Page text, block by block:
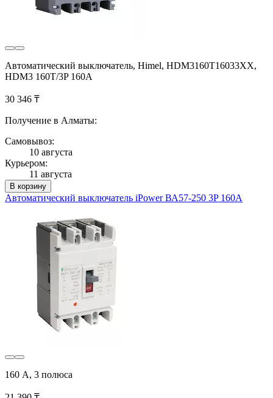
Автоматический выключатель, Himel, HDM3160T16033XX,
HDM3 160T/3P 160A
30 346 ₸
Получение в Алматы:
Самовывоз:
10 августа
Курьером:
11 августа
В корзину
Автоматический выключатель iPower ВА57-250 3P 160A
160 А, 3 полюса